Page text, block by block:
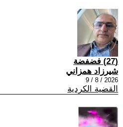
(27) فضفضة
شيرزاد همزاني
2026 / 8 / 9
القضية الكردية